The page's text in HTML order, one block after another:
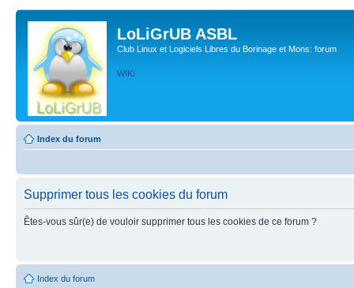
LoLiGrUB ASBL
Club Linux et Logiciels Libres du Borinage et Mons: forum
WIKI
Index du forum
Supprimer tous les cookies du forum
Êtes-vous sûr(e) de vouloir supprimer tous les cookies de ce forum ?
Index du forum